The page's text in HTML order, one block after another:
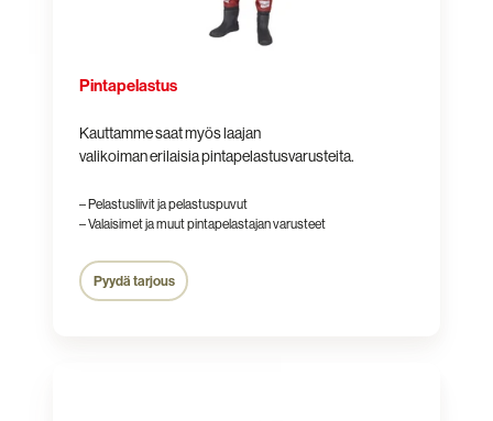
Pintapelastus
Kauttamme saat myös laajan
valikoiman erilaisia pintapelastusvarusteita.
– Pelastusliivit ja pelastuspuvut
– Valaisimet ja muut pintapelastajan varusteet
Pyydä tarjous